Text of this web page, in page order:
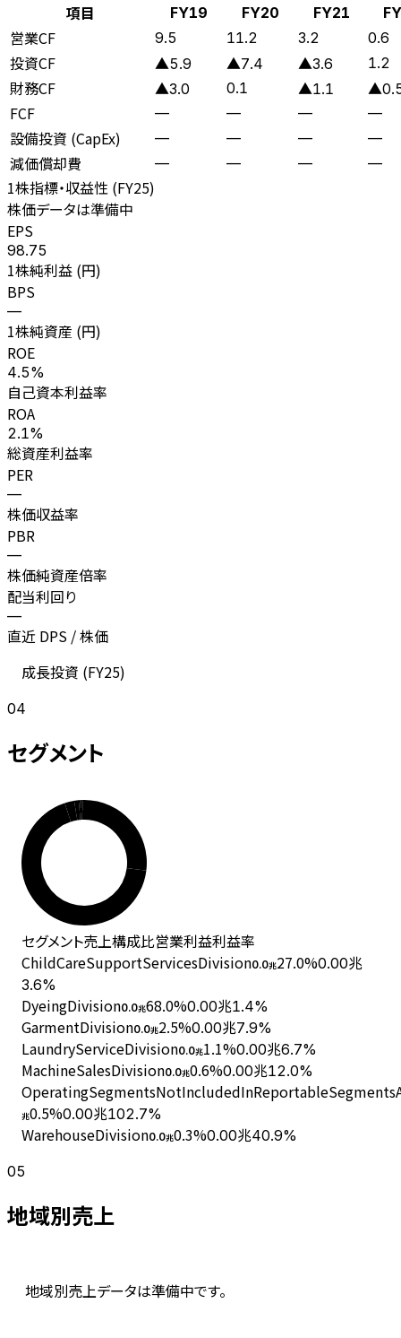
項目
FY19 FY20 FY21
営業CF 9.5 11.2 3.2 0.6
投資CF ▲5.9 ▲7.4 ▲3.6 1.2
財務CF ▲3.0 0.1 ▲1.1
FCF — — — —
設備投資 (CapEx) — — — —
減価償却費 — — — —
1株指標・収益性 (FY25)
株価データは準備中
EPS
98.75
1株純利益 (円)
BPS
—
1株純資産 (円)
ROE
4.5%
自己資本利益率
ROA
2.1%
総資産利益率
PER
—
株価収益率
PBR
—
株価純資産倍率
配当利回り
—
直近 DPS / 株価
成長投資 (FY25)
04
セグメント
セグメント売上構成比営業利益利益率
ChildCareSupportServicesDivision0.0兆27.0%0.00兆
3.6%
DyeingDivision0.0兆68.0%0.00兆1.4%
GarmentDivision0.0兆2.5%0.00兆7.9%
LaundryServiceDivision0.0兆1.1%0.00兆6.7%
MachineSalesDivision0.0兆0.6%0.00兆12.0%
兆0.5%0.00兆102.7%
WarehouseDivision0.0兆0.3%0.00兆40.9%
05
地域別売上
地域別売上データは準備中です。